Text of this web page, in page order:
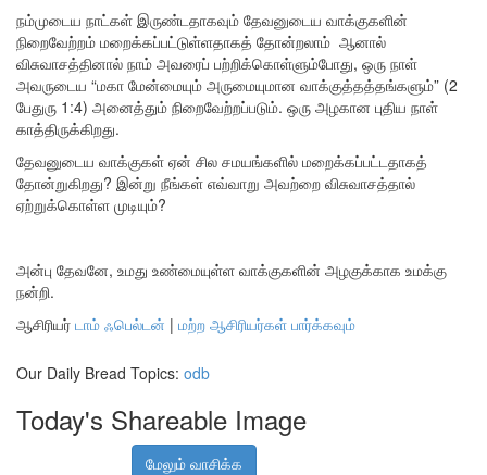
நம்முடைய நாட்கள் இருண்டதாகவும் தேவனுடைய வாக்குகளின்
நிறைவேற்றம் மறைக்கப்பட்டுள்ளதாகத் தோன்றலாம் ஆனால்
விசுவாசத்தினால் நாம் அவரைப் பற்றிக்கொள்ளும்போது, ​​ஒரு நாள்
அவருடைய “மகா மேன்மையும் அருமையுமான வாக்குத்தத்தங்களும்” (2
பேதுரு 1:4) அனைத்தும் நிறைவேற்றப்படும். ஒரு அழகான புதிய நாள்
காத்திருக்கிறது.
தேவனுடைய வாக்குகள் ஏன் சில சமயங்களில் மறைக்கப்பட்டதாகத்
தோன்றுகிறது? இன்று நீங்கள் எவ்வாறு அவற்றை விசுவாசத்தால்
ஏற்றுக்கொள்ள முடியும்?
அன்பு தேவனே, உமது உண்மையுள்ள வாக்குகளின் அழகுக்காக உமக்கு
நன்றி.
ஆசிரியர் டாம் ஃபெல்டன் | மற்ற ஆசிரியர்கள் பார்க்கவும்
Our Daily Bread Topics: odb
Today's Shareable Image
மேலும் வாசிக்க